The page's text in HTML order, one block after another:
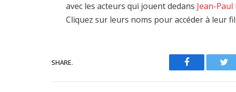
avec les acteurs qui jouent dedans Jean-
Cliquez sur leurs noms pour accéder à leur
SHARE.
Facebook